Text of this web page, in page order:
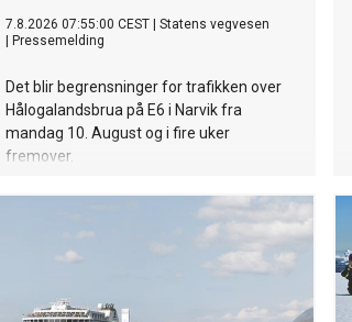
7.8.2026 07:55:00 CEST
Statens vegvesen
Pressemelding
Det blir begrensninger for trafikken over
Hålogalandsbrua på E6 i Narvik fra
mandag 10. August og i fire uker
fremover.